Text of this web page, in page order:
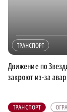
ТРАНСПОРТ
Движение по
закроют из-за
ТРАНСПОРТ